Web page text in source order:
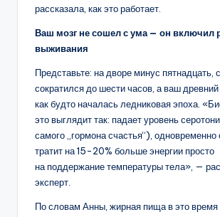
рассказала, как это работает.
Ваш мозг не сошел с ума — он включил
выживания
Представьте: на дворе минус пятнадцать,
сократился до шести часов, а ваш древний
как будто началась ледниковая эпоха.
это выглядит так: падает уровень
самого „гормона счастья“), одновременно
тратит на 15-20% больше энергии просто
на поддержание температуры тела», —
эксперт.
По словам Анны, жирная пища в это время